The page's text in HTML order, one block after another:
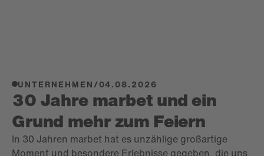
UNTERNEHMEN/04.08.2026
30 Jahre marbet und ein
Grund mehr zum Feiern
In 30 Jahren marbet hat es unzählige großartige
Moment und besondere Erlebnisse gegeben, die uns